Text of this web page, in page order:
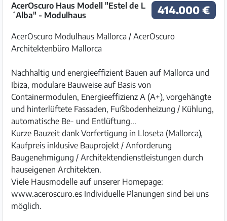
414.000 €
AcerOscuro Haus Modell "Estel de L
´Alba" - Modulhaus
AcerOscuro Modulhaus Mallorca / AcerOscuro
Architektenbüro Mallorca
Nachhaltig und energieeffizient Bauen auf Mallorca und
Ibiza, modulare Bauweise auf Basis von
Containermodulen, Energieeffizienz A (A+), vorgehängte
und hinterlüftete Fassaden, Fußbodenheizung / Kühlung,
automatische Be- und Entlüftung...
Kurze Bauzeit dank Vorfertigung in Lloseta (Mallorca),
Kaufpreis inklusive Bauprojekt / Anforderung
Baugenehmigung / Architektendienstleistungen durch
hauseigenen Architekten.
Viele Hausmodelle auf unserer Homepage:
www.aceroscuro.es Individuelle Planungen sind bei uns
möglich.